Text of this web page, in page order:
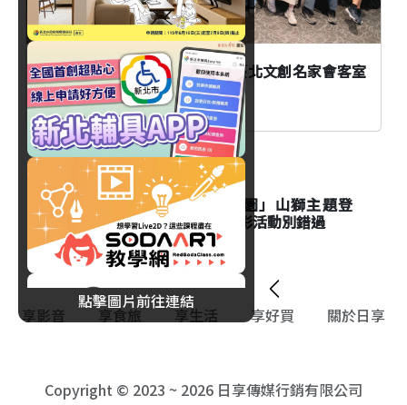
AI時代創作者如何不被取代？臺北文創名家會客室
談From AI to I
生活
台北市立動物園「夜間動物園」山獅主題登
場！Keeper's Talk資訊與精彩活動別錯過
點擊圖片前往連結
享影音 享食旅 享生活 享好買 關於日享
Copyright © 2023 ~ 2026 日享傳媒行銷有限公司